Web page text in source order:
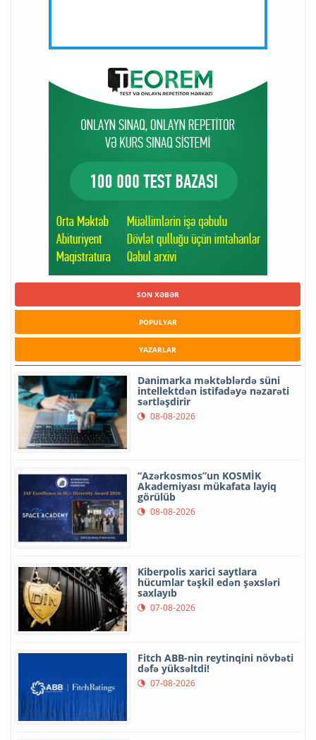
SON XƏBƏR
POPULYAR
YAZARLAR
Danimarka məktəblərdə süni
intellektdən istifadəyə nəzarəti
sərtləşdirir
08-08-2026
“Azərkosmos”un KOSMİK
Akademiyası mükafata layiq
görülüb
08-08-2026
Kiberpolis xarici saytlara
hücumlar təşkil edən şəxsləri
saxlayıb
07-08-2026
Fitch ABB-nin reytinqini növbəti
dəfə yüksəltdi!
07-08-2026